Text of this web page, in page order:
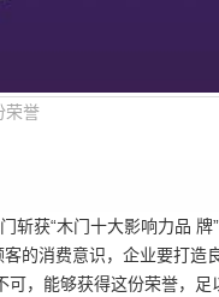
荣誉
斩获“木门十大影响力品 牌
的消费意识，企业要打造
，能够获得这份荣誉，足